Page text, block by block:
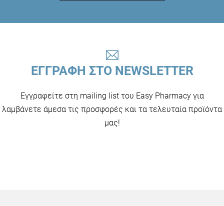
ΕΓΓΡΑΦΗ ΣΤΟ NEWSLETTER
Εγγραφείτε στη mailing list του Easy Pharmacy για
λαμβάνετε άμεσα τις προσφορές και τα τελευταία προϊόντα
μας!